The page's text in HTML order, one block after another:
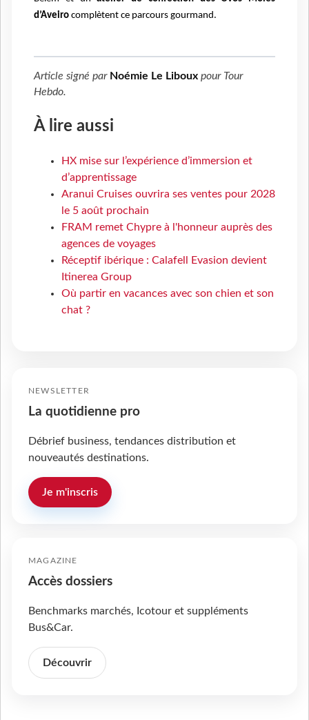
d’Aveiro complètent ce parcours gourmand.
Article signé par Noémie Le Liboux pour Tour
Hebdo.
À lire aussi
HX mise sur l’expérience d’immersion et
d’apprentissage
Aranui Cruises ouvrira ses ventes pour 2028
le 5 août prochain
FRAM remet Chypre à l'honneur auprès des
agences de voyages
Réceptif ibérique : Calafell Evasion devient
Itinerea Group
Où partir en vacances avec son chien et son
chat ?
NEWSLETTER
La quotidienne pro
Débrief business, tendances distribution et
nouveautés destinations.
Je m'inscris
MAGAZINE
Accès dossiers
Benchmarks marchés, Icotour et suppléments
Bus&Car.
Découvrir